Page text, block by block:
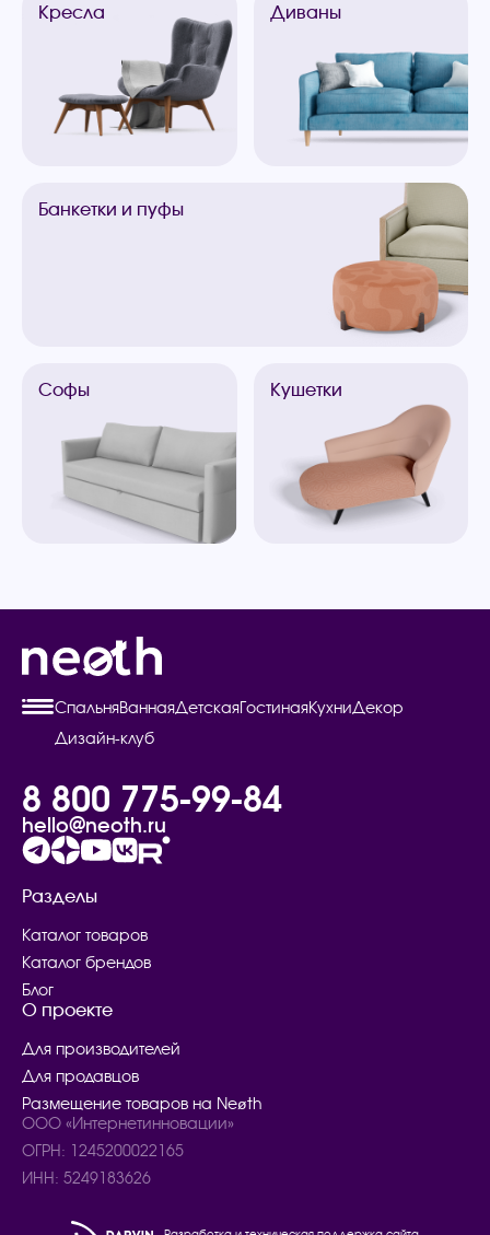
Кресла Диваны
Банкетки и пуфы
Софы Кушетки
СпальняВаннаяДетскаяГостинаяКухниДекор
Дизайн-клуб
8 800 775-99-84
hello@neoth.ru
Разделы
Каталог товаров
Каталог брендов
Блог
О проекте
Для производителей
Для продавцов
Размещение товаров на Neøth
ООО «Интернетинновации»
ОГРН: 1245200022165
ИНН: 5249183626